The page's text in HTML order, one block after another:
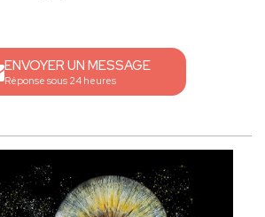
ENVOYER UN MESSAGE
Réponse sous 24 heures